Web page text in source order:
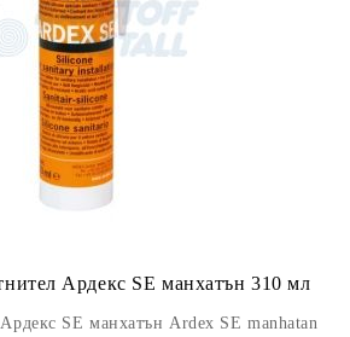
Ардекс SE манхатън 310 мл
SE манхатън Ardex SE manhatan